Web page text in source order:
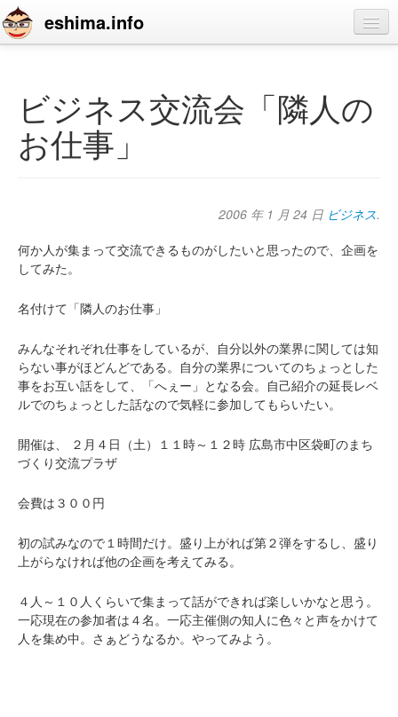
eshima.info
profile
contact
ビジネス交流会「隣人の
お仕事」
2006 年 1 月 24 日 ビジネス.
何か人が集まって交流できるものがしたいと思ったので、企画を
してみた。
名付けて「隣人のお仕事」
みんなそれぞれ仕事をしているが、自分以外の業界に関しては知
らない事がほどんどである。自分の業界についてのちょっとした
事をお互い話をして、「へぇー」となる会。自己紹介の延長レベ
ルでのちょっとした話なので気軽に参加してもらいたい。
開催は、 ２月４日（土）１１時～１２時 広島市中区袋町のまち
づくり交流プラザ
会費は３００円
初の試みなので１時間だけ。盛り上がれば第２弾をするし、盛り
上がらなければ他の企画を考えてみる。
４人～１０人くらいで集まって話ができれば楽しいかなと思う。
一応現在の参加者は４名。一応主催側の知人に色々と声をかけて
人を集め中。さぁどうなるか。やってみよう。